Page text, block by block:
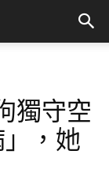
獨守空
，她